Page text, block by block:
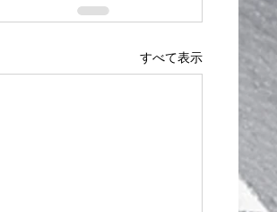
すべて表示